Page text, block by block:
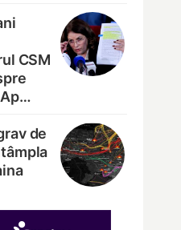
CSM
de